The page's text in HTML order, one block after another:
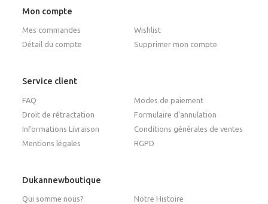
Mon compte
Mes commandes
Wishlist
Détail du compte
Supprimer mon compte
Service client
FAQ
Modes de paiement
Droit de rétractation
Formulaire d'annulation
Informations Livraison
Conditions générales de ventes
Mentions légales
RGPD
Dukannewboutique
Qui somme nous? Notre Histoire